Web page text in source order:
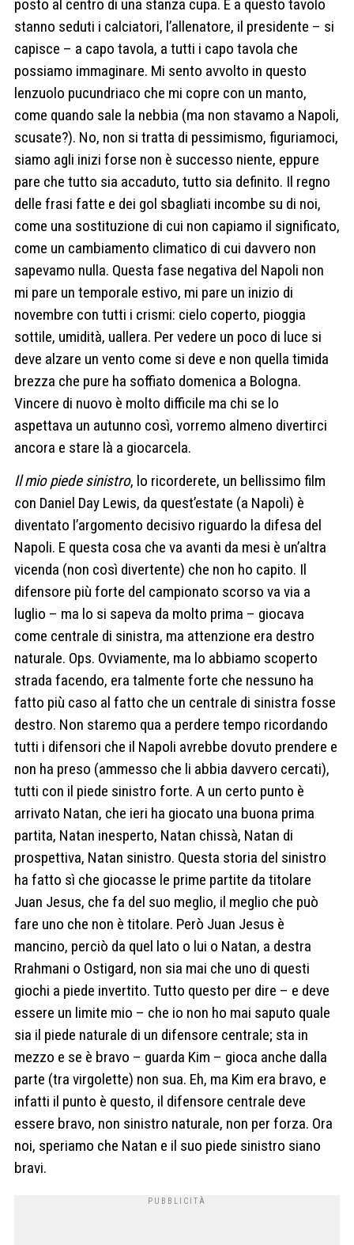
posto al centro di una stanza cupa. E a questo tavolo
stanno seduti i calciatori, l’allenatore, il presidente – si
capisce – a capo tavola, a tutti i capo tavola che
possiamo immaginare. Mi sento avvolto in questo
lenzuolo pucundriaco che mi copre con un manto,
come quando sale la nebbia (ma non stavamo a Napoli,
scusate?). No, non si tratta di pessimismo, figuriamoci,
siamo agli inizi forse non è successo niente, eppure
pare che tutto sia accaduto, tutto sia definito. Il regno
delle frasi fatte e dei gol sbagliati incombe su di noi,
come una sostituzione di cui non capiamo il significato,
come un cambiamento climatico di cui davvero non
sapevamo nulla. Questa fase negativa del Napoli non
mi pare un temporale estivo, mi pare un inizio di
novembre con tutti i crismi: cielo coperto, pioggia
sottile, umidità, uallera. Per vedere un poco di luce si
deve alzare un vento come si deve e non quella timida
brezza che pure ha soffiato domenica a Bologna.
Vincere di nuovo è molto difficile ma chi se lo
aspettava un autunno così, vorremo almeno divertirci
ancora e stare là a giocarcela.
Il mio piede sinistro, lo ricorderete, un bellissimo film
con Daniel Day Lewis, da quest’estate (a Napoli) è
diventato l’argomento decisivo riguardo la difesa del
Napoli. E questa cosa che va avanti da mesi è un’altra
vicenda (non così divertente) che non ho capito. Il
difensore più forte del campionato scorso va via a
luglio – ma lo si sapeva da molto prima – giocava
come centrale di sinistra, ma attenzione era destro
naturale. Ops. Ovviamente, ma lo abbiamo scoperto
strada facendo, era talmente forte che nessuno ha
fatto più caso al fatto che un centrale di sinistra fosse
destro. Non staremo qua a perdere tempo ricordando
tutti i difensori che il Napoli avrebbe dovuto prendere e
non ha preso (ammesso che li abbia davvero cercati),
tutti con il piede sinistro forte. A un certo punto è
arrivato Natan, che ieri ha giocato una buona prima
partita, Natan inesperto, Natan chissà, Natan di
prospettiva, Natan sinistro. Questa storia del sinistro
ha fatto sì che giocasse le prime partite da titolare
Juan Jesus, che fa del suo meglio, il meglio che può
fare uno che non è titolare. Però Juan Jesus è
mancino, perciò da quel lato o lui o Natan, a destra
Rrahmani o Ostigard, non sia mai che uno di questi
giochi a piede invertito. Tutto questo per dire – e deve
essere un limite mio – che io non ho mai saputo quale
sia il piede naturale di un difensore centrale; sta in
mezzo e se è bravo – guarda Kim – gioca anche dalla
parte (tra virgolette) non sua. Eh, ma Kim era bravo, e
infatti il punto è questo, il difensore centrale deve
essere bravo, non sinistro naturale, non per forza. Ora
noi, speriamo che Natan e il suo piede sinistro siano
bravi.